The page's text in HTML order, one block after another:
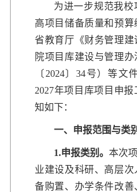
为进一步规范我
高项目储备质量和预
省教育厅《财务管理
院项目库建设与管理
〔2024〕34号）等
2027年项目库项目申
知如下：
一、申报范围与类别
1.申报类别 。 本次
业建设及科研、高层
备购置、办学条件改